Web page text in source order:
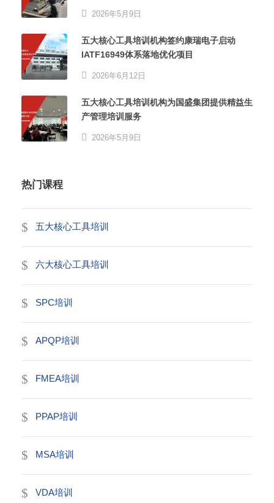
2026年5月9日
五大核心工具培训机构签约康瑞电子启动
IATF16949体系落地优化项目
2026年6月12日
五大核心工具培训机构为国盛集团提供精益生
产管理培训服务
2026年5月9日
热门课程
五大核心工具培训
六大核心工具培训
SPC培训
APQP培训
FMEA培训
PPAP培训
MSA培训
VDA培训